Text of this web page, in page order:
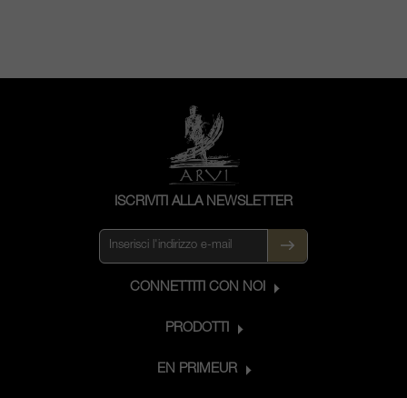
ISCRIVITI ALLA NEWSLETTER
CONNETTITI CON NOI
PRODOTTI
EN PRIMEUR